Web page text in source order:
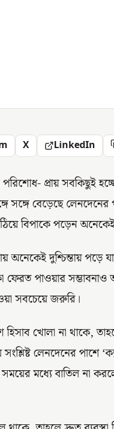
X LinkedIn
প্রায় সবকিছুই
সঙ্গে বেড়েছে
বিপাকে পড়েন
অনেকেই দুশ্চিন্তায় পড়ে
ফেরত পাওয়ার
সবচেয়ে জরুরি।
হিসাব খোলা না থাকে,
লেনদেনের পাশে
সময়ের মধ্যে বাতিল না